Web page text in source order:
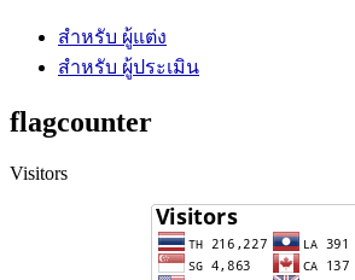
สำหรับ ผู้แต่ง
สำหรับ ผู้ประเมิน
flagcounter
Visitors